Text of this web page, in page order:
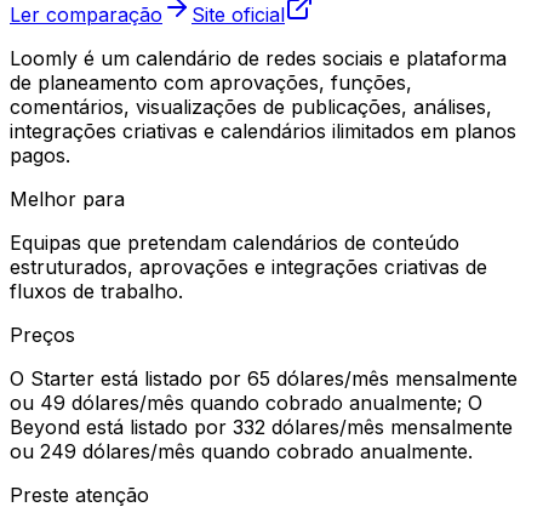
Ler comparação
Site oficial
Loomly é um calendário de redes sociais e plataforma
de planeamento com aprovações, funções,
comentários, visualizações de publicações, análises,
integrações criativas e calendários ilimitados em planos
pagos.
Melhor para
Equipas que pretendam calendários de conteúdo
estruturados, aprovações e integrações criativas de
fluxos de trabalho.
Preços
O Starter está listado por 65 dólares/mês mensalmente
ou 49 dólares/mês quando cobrado anualmente; O
Beyond está listado por 332 dólares/mês mensalmente
ou 249 dólares/mês quando cobrado anualmente.
Preste atenção